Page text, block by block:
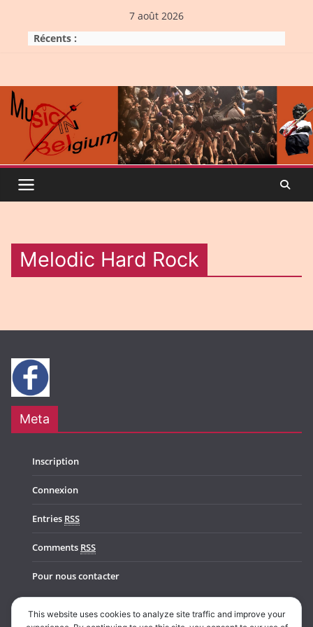
content
7 août 2026
Récents :
Melodic Hard Rock
Meta
Inscription
Connexion
Entries RSS
Comments RSS
Pour nous contacter
This website uses cookies to analyze site traffic and improve your